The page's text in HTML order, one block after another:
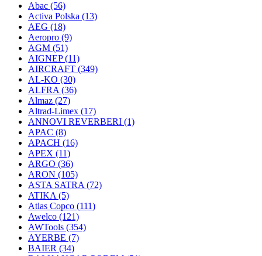
Abac (56)
Activa Polska (13)
AEG (18)
Aeropro (9)
AGM (51)
AIGNEP(11)
AIRCRAFT (349)
AL-KO (30)
ALFRA (36)
Almaz (27)
Altrad-Limex (17)
ANNOVI REVERBERI (1)
APAC (8)
APACH (16)
APEX (11)
ARGO (36)
ARON (105)
ASTA SATRA (72)
ATIKA (5)
Atlas Copco (111)
Awelco (121)
AWTools (354)
AYERBE (7)
BAIER (34)